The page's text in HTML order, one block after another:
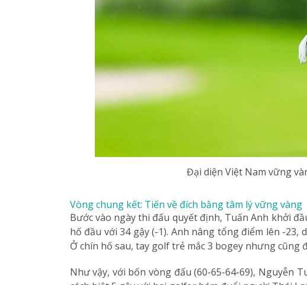
Đại diện Việt Nam vững
Vòng chung kết: Tiến về đích bằng tâm lý vững vàng
Bước vào ngày thi đấu quyết định, Tuấn Anh khởi
hố đầu với 34 gậy (-1). Anh nâng tổng điểm lên -
Ở chín hố sau, tay golf trẻ mắc 3 bogey nhưng cũng
Như vậy, với bốn vòng đấu (60-65-64-69), Nguyễn